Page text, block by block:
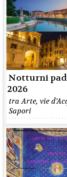
Notturni
2026
tra Arte, vie
Sapori